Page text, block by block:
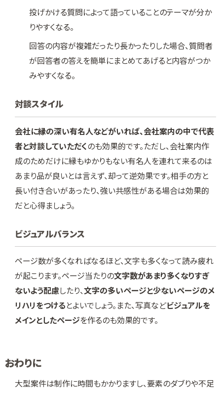
投げかける質問によって語っていることのテーマが分か
りやすくなる。
回答の内容が複雑だったり長かったりした場合、質問者
が回答者の答えを簡単にまとめてあげると内容がつか
みやすくなる。
対談スタイル
会社に縁の深い有名人などがいれば、会社案内の中で代表
者と対談していただくのも効果的です。ただし、会社案内作
成のためだけに縁もゆかりもない有名人を連れて来るのは
あまり品が良いとは言えず、却って逆効果です。相手の方と
長い付き合いがあったり、強い共感性がある場合は効果的
だと心得ましょう。
ビジュアルバランス
ページ数が多くなればなるほど、文字も多くなって読み疲れ
が起こります。ページ当たりの文字数があまり多くなりすぎ
ないよう配慮したり、文字の多いページと少ないページのメ
リハリをつける とよいでしょう。また、写真などビジュアルを
メインとしたページを作るのも効果的です。
おわりに
大型案件は制作に時間もかかりますし、要素のダブりや不足